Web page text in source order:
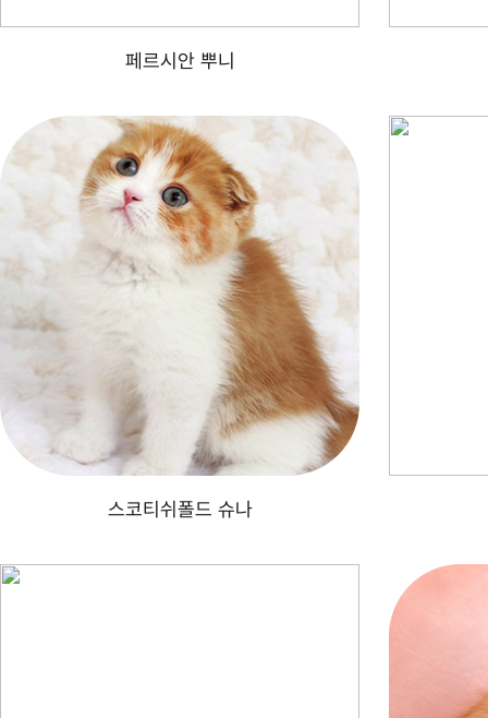
페르시안 뿌니
스코티쉬폴드 슈나